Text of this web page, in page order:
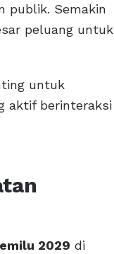
publik. Semakin
peluang untuk
untuk
aktif berinteraksi
2029 di